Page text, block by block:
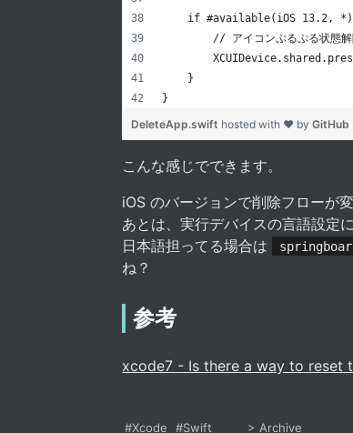
if #available(iOS 13.2,
// アイコンぷるぷる状態
    }
}
DeleteApp.swift hosted with ❤ byGitHub
こんな感じでできます。
iOS のバージョンで削除フローが
あとは、実行デバイスの言語設定
日本語担ってる場合は
ね？
参考
xcode7 - Is there a way to reset
#Xcode #Swift > Archive